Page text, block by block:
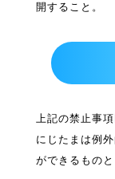
開すること。
上記の禁止事
にじたまは例
ができるものと